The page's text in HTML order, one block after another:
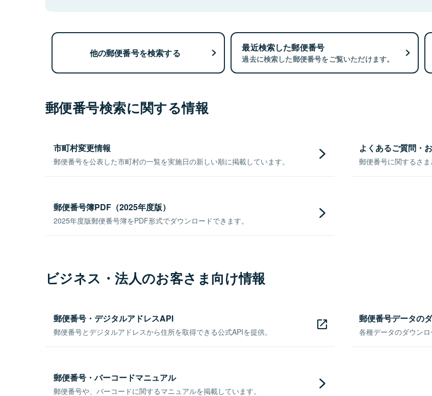
他の郵便番号を検索する 最近検索した郵便番号
過去に検索した郵便番号をご覧いただけます。
郵便番号検索に関する情報
市町村変更情報
郵便番号を公表した市町村の一覧を実施日の新しい順に掲載しています。
よくあるご質問・
郵便番号に関するさま
郵便番号簿PDF（2025年度版）
2025年度版郵便番号簿をPDF形式でダウンロードできます。
ビジネス・法人のお客さま向け情報
郵便番号・デジタルアドレスAPI
郵便番号とデジタルアドレスから住所を取得できる公式APIを提供。
郵便番号データの
各種データのダウン
郵便番号・バーコードマニュアル
郵便番号や、バーコードに関するマニュアルを掲載しています。